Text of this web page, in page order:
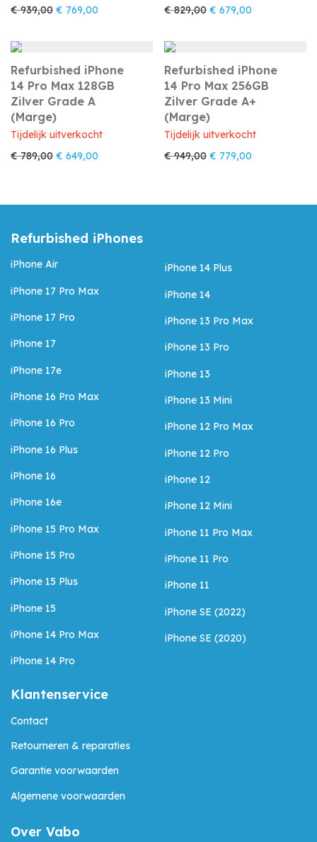
€939,00 Oorspronkelijke prijs was: € 939,00.
€ 769,00 Huidige prijs is: € 769,00.
€829,00 Oorspronkelijke prijs
€ 679,00
Refurbished iPhone
14 Pro Max 128GB
Zilver Grade A
(Marge)
Tijdelijk uitverkocht
€789,00 Oorspronkelijke prijs was: € 789,00.
€ 649,00 Huidige prijs is: € 649,00.
Refurbished iPhone
14 Pro Max 256GB
Zilver Grade A+
(Marge)
Tijdelijk uitverkocht
€949,00 Oorspronkelijke prijs
€ 779,00
Refurbished iPhones
iPhone Air
iPhone 17 Pro Max
iPhone 17 Pro
iPhone 17
iPhone 17e
iPhone 16 Pro Max
iPhone 16 Pro
iPhone 16 Plus
iPhone 16
iPhone 16e
iPhone 15 Pro Max
iPhone 15 Pro
iPhone 15 Plus
iPhone 15
iPhone 14 Pro Max
iPhone 14 Pro
iPhone 14 Plus
iPhone 14
iPhone 13 Pro Max
iPhone 13 Pro
iPhone 13
iPhone 13 Mini
iPhone 12 Pro Max
iPhone 12 Pro
iPhone 12
iPhone 12 Mini
iPhone 11 Pro Max
iPhone 11 Pro
iPhone 11
iPhone SE (2022)
iPhone SE (2020)
Klantenservice
Contact
Retourneren & reparaties
Garantie voorwaarden
Algemene voorwaarden
Over Vabo